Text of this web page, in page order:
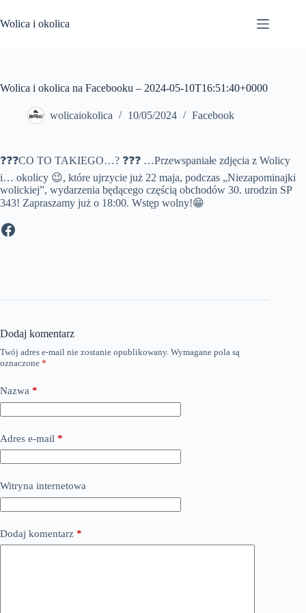
do
treści
Wolica i okolica
Wolica i okolica na Facebooku – 2024-05-10T16:51:40+0000
wolicaiokolica 10/05/2024 Facebook
❓❓❓CO TO TAKIEGO…? ❓❓❓ …Przewspaniałe zdjęcia z Wolicy
i… okolicy 😉, które ujrzycie już 22 maja, podczas „Niezapominajki
wolickiej”, wydarzenia będącego częścią obchodów 30. urodzin SP
343! Zapraszamy już o 18:00. Wstęp wolny!😁
Facebook
Dodaj komentarz
Twój adres e-mail nie zostanie opublikowany. Wymagane pola są
oznaczone *
Nazwa *
Adres e-mail *
Witryna internetowa
Dodaj komentarz *